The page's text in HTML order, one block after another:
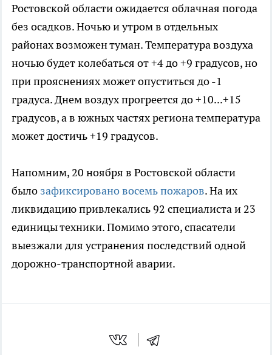
Ростовской области ожидается облачная погода
без осадков. Ночью и утром в отдельных
районах возможен туман. Температура воздуха
ночью будет колебаться от +4 до +9 градусов, но
при прояснениях может опуститься до -1
градуса. Днем воздух прогреется до +10...+15
градусов, а в южных частях региона температура
может достичь +19 градусов.
Напомним, 20 ноября в Ростовской области
было зафиксировано восемь пожаров. На их
ликвидацию привлекались 92 специалиста и 23
единицы техники. Помимо этого, спасатели
выезжали для устранения последствий одной
дорожно-транспортной аварии.